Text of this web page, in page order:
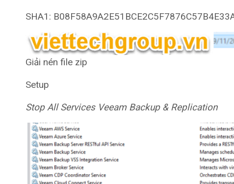
SHA1:
Giải nén file zip
Setup
Stop All Services Veeam Backup & Replication